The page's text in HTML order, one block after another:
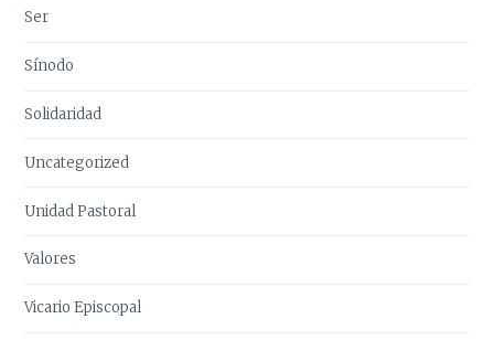
Ser
Sínodo
Solidaridad
Uncategorized
Unidad Pastoral
Valores
Vicario Episcopal